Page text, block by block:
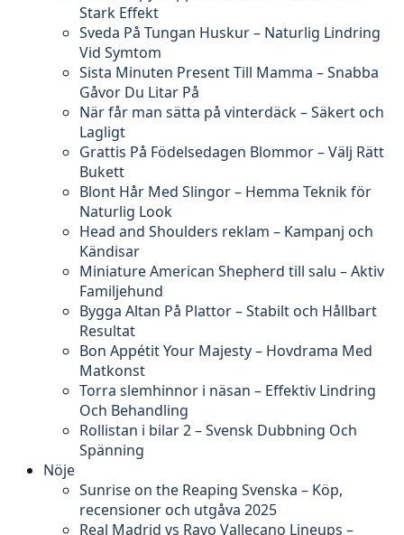
Stark Effekt
Sveda På Tungan Huskur – Naturlig Lindring
Vid Symtom
Sista Minuten Present Till Mamma – Snabba
Gåvor Du Litar På
När får man sätta på vinterdäck – Säkert och
Lagligt
Grattis På Födelsedagen Blommor – Välj Rätt
Bukett
Blont Hår Med Slingor – Hemma Teknik för
Naturlig Look
Head and Shoulders reklam – Kampanj och
Kändisar
Miniature American Shepherd till salu – Aktiv
Familjehund
Bygga Altan På Plattor – Stabilt och Hållbart
Resultat
Bon Appétit Your Majesty – Hovdrama Med
Matkonst
Torra slemhinnor i näsan – Effektiv Lindring
Och Behandling
Rollistan i bilar 2 – Svensk Dubbning Och
Spänning
Nöje
Sunrise on the Reaping Svenska – Köp,
recensioner och utgåva 2025
Real Madrid vs Rayo Vallecano Lineups –